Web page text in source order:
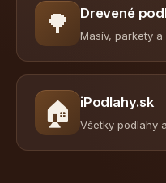
🌳 Drevené
Masív, parkety
🏠 iPodlahy.sk
Všetky podlahy